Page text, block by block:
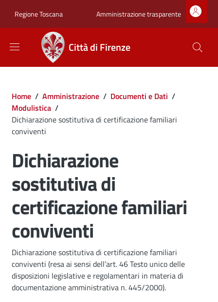
Regione Toscana Zona superiore
Amministrazione trasparente
Città di Firenze
Briciole di pane
Home / Amministrazione / Documenti e Dati /
Modulistica /
Dichiarazione sostitutiva di certificazione familiari
conviventi
Dichiarazione
sostitutiva di
certificazione familiari
conviventi
Dettagli
Dichiarazione sostitutiva di certificazione familiari
conviventi (resa ai sensi dell’art. 46 Testo unico delle
disposizioni legislative e regolamentari in materia di
documentazione amministrativa n. 445/2000).